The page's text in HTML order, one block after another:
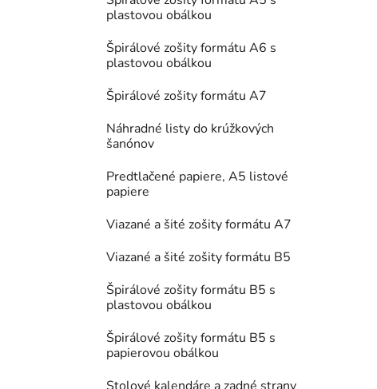
plastovou obálkou
Špirálové zošity formátu A6 s
plastovou obálkou
Špirálové zošity formátu A7
Náhradné listy do krúžkových
šanónov
Predtlačené papiere, A5 listové
papiere
Viazané a šité zošity formátu A7
Viazané a šité zošity formátu B5
Špirálové zošity formátu B5 s
plastovou obálkou
Špirálové zošity formátu B5 s
papierovou obálkou